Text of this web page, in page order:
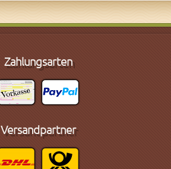
Zahlungsarten
Versandpartner